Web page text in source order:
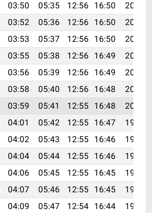
03:50 05:35 12:56 16:50
20:08
03:52 05:36 12:56 16:50
20:07
03:53 05:37 12:56 16:50
20:05
03:55 05:38 12:56 16:49
20:04
03:56 05:39 12:56 16:49
20:03
03:58 05:40 12:56 16:48
20:02
03:59 05:41 12:55 16:48
20:00
04:01 05:42 12:55 16:47
19:59
04:02 05:43 12:55 16:46
19:58
04:04 05:44 12:55 16:46
19:57
04:06 05:45 12:55 16:45
19:55
04:07 05:46 12:55 16:45
19:54
04:09 05:47 12:54 16:44
19:52